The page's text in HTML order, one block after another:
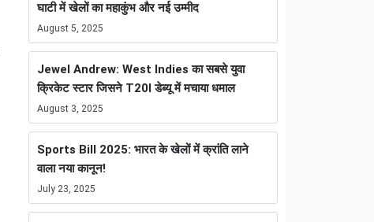
घाटी में खेलों का महाकुंभ और नई उम्मीद
August 5, 2025
Jewel Andrew: West Indies का सबसे युवा
क्रिकेट स्टार जिसने T20I डेब्यू में मचाया धमाल
August 3, 2025
Sports Bill 2025: भारत के खेलों में क्रांति लाने
वाला नया कानून!
July 23, 2025